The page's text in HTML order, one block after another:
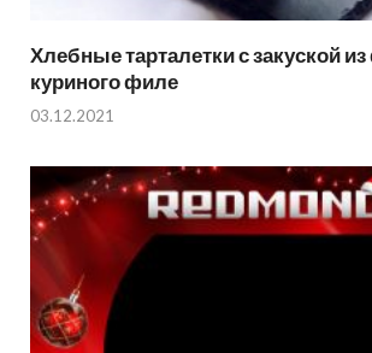
Хлебные тарталетки с закуской
куриного филе
03.12.2021